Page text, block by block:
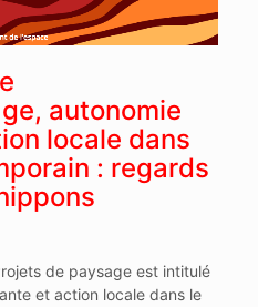
autonomie
locale dans
: regards
de paysage est intitulé
et action locale dans le